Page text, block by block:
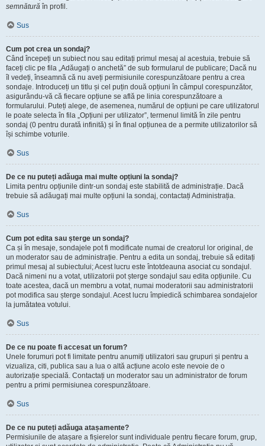
semnătură în profil.
Sus
Cum pot crea un sondaj?
Când începeți un subiect nou sau editați primul mesaj al acestuia, trebuie să
faceți clic pe fila „Adăugați o anchetă” de sub formularul de publicare; Dacă nu
îl vedeți, înseamnă că nu aveți permisiunile corespunzătoare pentru a crea
sondaje. Introduceți un titlu și cel puțin două opțiuni în câmpul corespunzător,
asigurându-vă că fiecare opțiune se află pe linia corespunzătoare a
formularului. Puteți alege, de asemenea, numărul de opțiuni pe care utilizatorul
le poate selecta în fila „Opțiuni per utilizator”, termenul limită în zile pentru
sondaj (0 pentru durată infinită) și în final opțiunea de a permite utilizatorilor să
își schimbe voturile.
Sus
De ce nu puteți adăuga mai multe opțiuni la sondaj?
Limita pentru opțiunile dintr-un sondaj este stabilită de administrație. Dacă
trebuie să adăugați mai multe opțiuni la sondaj, contactați Administrația.
Sus
Cum pot edita sau șterge un sondaj?
Ca și în mesaje, sondajele pot fi modificate numai de creatorul lor original, de
un moderator sau de administrație. Pentru a edita un sondaj, trebuie să editați
primul mesaj al subiectului; Acest lucru este întotdeauna asociat cu sondajul.
Dacă nimeni nu a votat, utilizatorii pot șterge sondajul sau edita opțiunile. Cu
toate acestea, dacă un membru a votat, numai moderatorii sau administratorii
pot modifica sau șterge sondajul. Acest lucru împiedică schimbarea sondajelor
la jumătatea votului.
Sus
De ce nu poate fi accesat un forum?
Unele forumuri pot fi limitate pentru anumiți utilizatori sau grupuri și pentru a
vizualiza, citi, publica sau a lua o altă acțiune acolo este nevoie de o
autorizație specială. Contactați un moderator sau un administrator de forum
pentru a primi permisiunea corespunzătoare.
Sus
De ce nu puteți adăuga atașamente?
Permisiunile de atașare a fișierelor sunt individuale pentru fiecare forum, grup,